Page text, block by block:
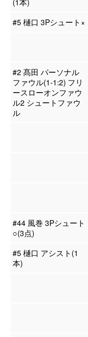
#5 樋口 3Pシュート×
#2 髙田 パーソナル
ファウル(1-1:2) フリ
ースローオンファウ
ル2 シュートファウ
ル
#44 風巻 3Pシュート
○(3点)
#5 樋口 アシスト(1
本)